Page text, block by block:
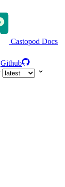
Castopod Docs
Github